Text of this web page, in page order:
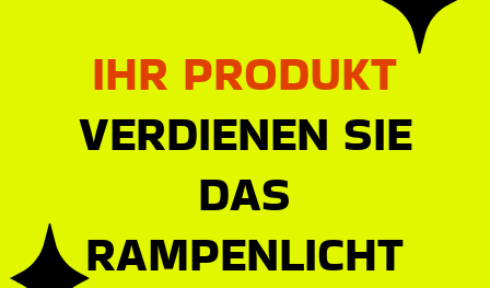
IHR PRODUKT
VERDIENEN SIE
DAS
RAMPENLICHT